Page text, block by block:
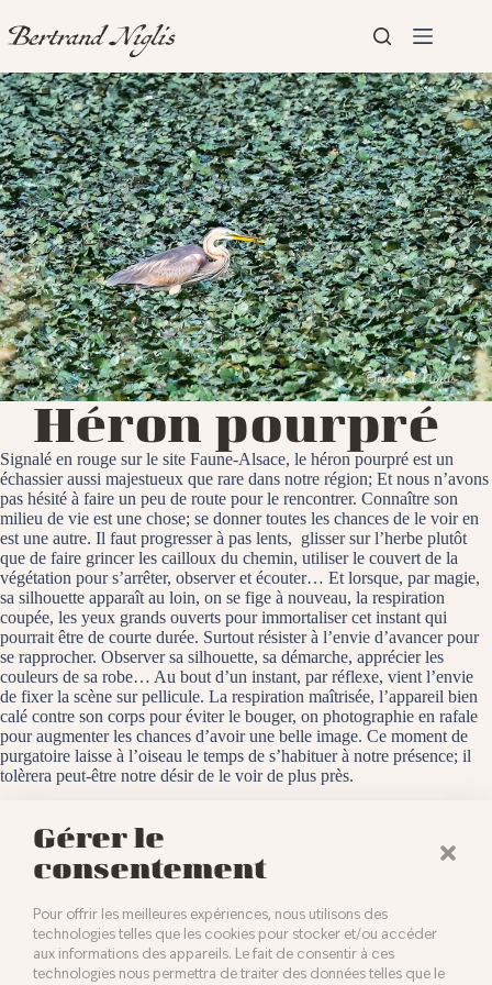
Gérer le
consentement
Pour offrir les meilleures expériences, nous utilisons des
technologies telles que les cookies pour stocker et/ou accéder
aux informations des appareils. Le fait de consentir à ces
technologies nous permettra de traiter des données telles que le
au
contenu
Aucun
résultat
Accueil
Présentation
Articles
Héron pourpré
Signalé en rouge sur le site Faune-Alsace, le héron pourpré est un
échassier aussi majestueux que rare dans notre région; Et nous n’avons
pas hésité à faire un peu de route pour le rencontrer. Connaître son
milieu de vie est une chose; se donner toutes les chances de le voir en
est une autre. Il faut progresser à pas lents, glisser sur l’herbe plutôt
que de faire grincer les cailloux du chemin, utiliser le couvert de la
végétation pour s’arrêter, observer et écouter… Et lorsque, par magie,
sa silhouette apparaît au loin, on se fige à nouveau, la respiration
coupée, les yeux grands ouverts pour immortaliser cet instant qui
pourrait être de courte durée. Surtout résister à l’envie d’avancer pour
se rapprocher. Observer sa silhouette, sa démarche, apprécier les
couleurs de sa robe… Au bout d’un instant, par réflexe, vient l’envie
de fixer la scène sur pellicule. La respiration maîtrisée, l’appareil bien
calé contre son corps pour éviter le bouger, on photographie en rafale
pour augmenter les chances d’avoir une belle image. Ce moment de
purgatoire laisse à l’oiseau le temps de s’habituer à notre présence; il
tolèrera peut-être notre désir de le voir de plus près.